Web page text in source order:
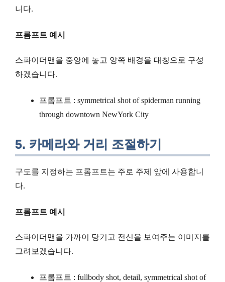
니다.
프롬프트 예시
스파이더맨을 중앙에 놓고 양쪽 배경을 대칭으로 구성
하겠습니다.
프롬프트 : symmetrical shot of spiderman running
through downtown NewYork City
5. 카메라와 거리 조절하기
구도를 지정하는 프롬프트는 주로 주제 앞에 사용합니
다.
프롬프트 예시
스파이더맨을 가까이 당기고 전신을 보여주는 이미지를
그려보겠습니다.
프롬프트 : fullbody shot, detail, symmetrical shot of